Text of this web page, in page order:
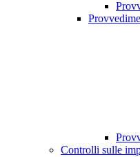
Controlli sulle